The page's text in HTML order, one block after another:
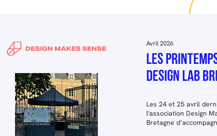
Avril 2026
LES
DESIGN LAB
Les 24 et 25 avril
l'association Design
Bretagne